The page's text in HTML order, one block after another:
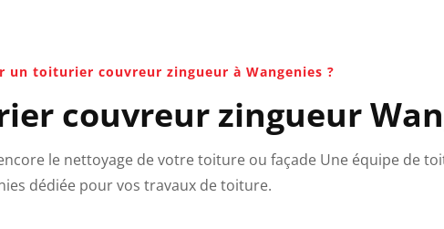
un toiturier couvreur zingueur à Wangenies ?
couvreur zingueur
le nettoyage de votre toiture ou façade Une équipe de
dédiée pour vos travaux de toiture.